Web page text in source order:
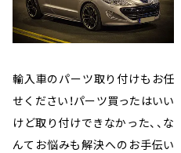
輸入車のパーツ取り付けもお任
せください！パーツ買ったはいい
けど取り付けできなかった、、な
んてお悩みも解決へのお手伝い